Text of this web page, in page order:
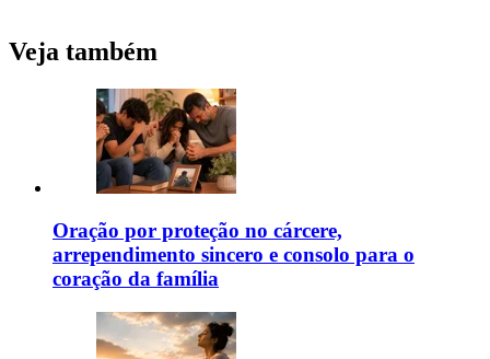
Veja também
Oração por proteção no cárcere,
arrependimento sincero e consolo para o
coração da família